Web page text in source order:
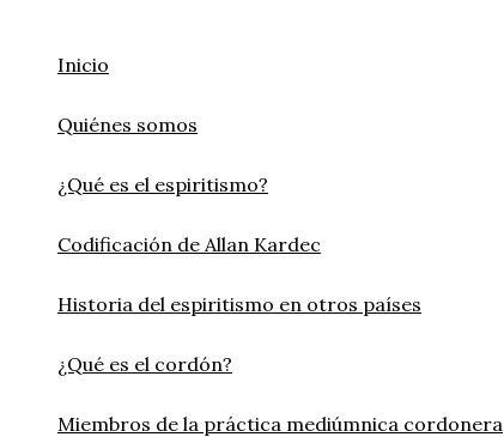
contenido
Inicio
Quiénes somos
¿Qué es el espiritismo?
Codificación de Allan Kardec
Historia del espiritismo en otros países
¿Qué es el cordón?
Miembros de la práctica mediúmnica cordonera